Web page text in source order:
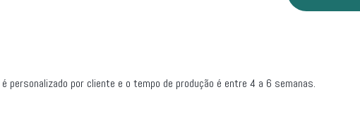
personalizado por cliente e o tempo de produção é entre 4 a 6 semanas.